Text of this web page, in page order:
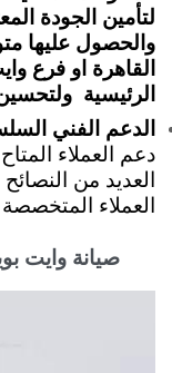
لتأمين الجودة
والحصول عليها
القاهرة او فرع
الرئيسية
الدعم الفني
دعم العملاء
العديد من
العملاء
صيانة وايت